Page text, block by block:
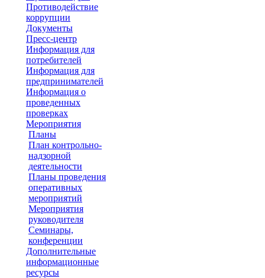
Противодействие
коррупции
Документы
Пресс-центр
Информация для
потребителей
Информация для
предпринимателей
Информация о
проведенных
проверках
Мероприятия
Планы
План контрольно-
надзорной
деятельности
Планы проведения
оперативных
мероприятий
Мероприятия
руководителя
Семинары,
конференции
Дополнительные
информационные
ресурсы